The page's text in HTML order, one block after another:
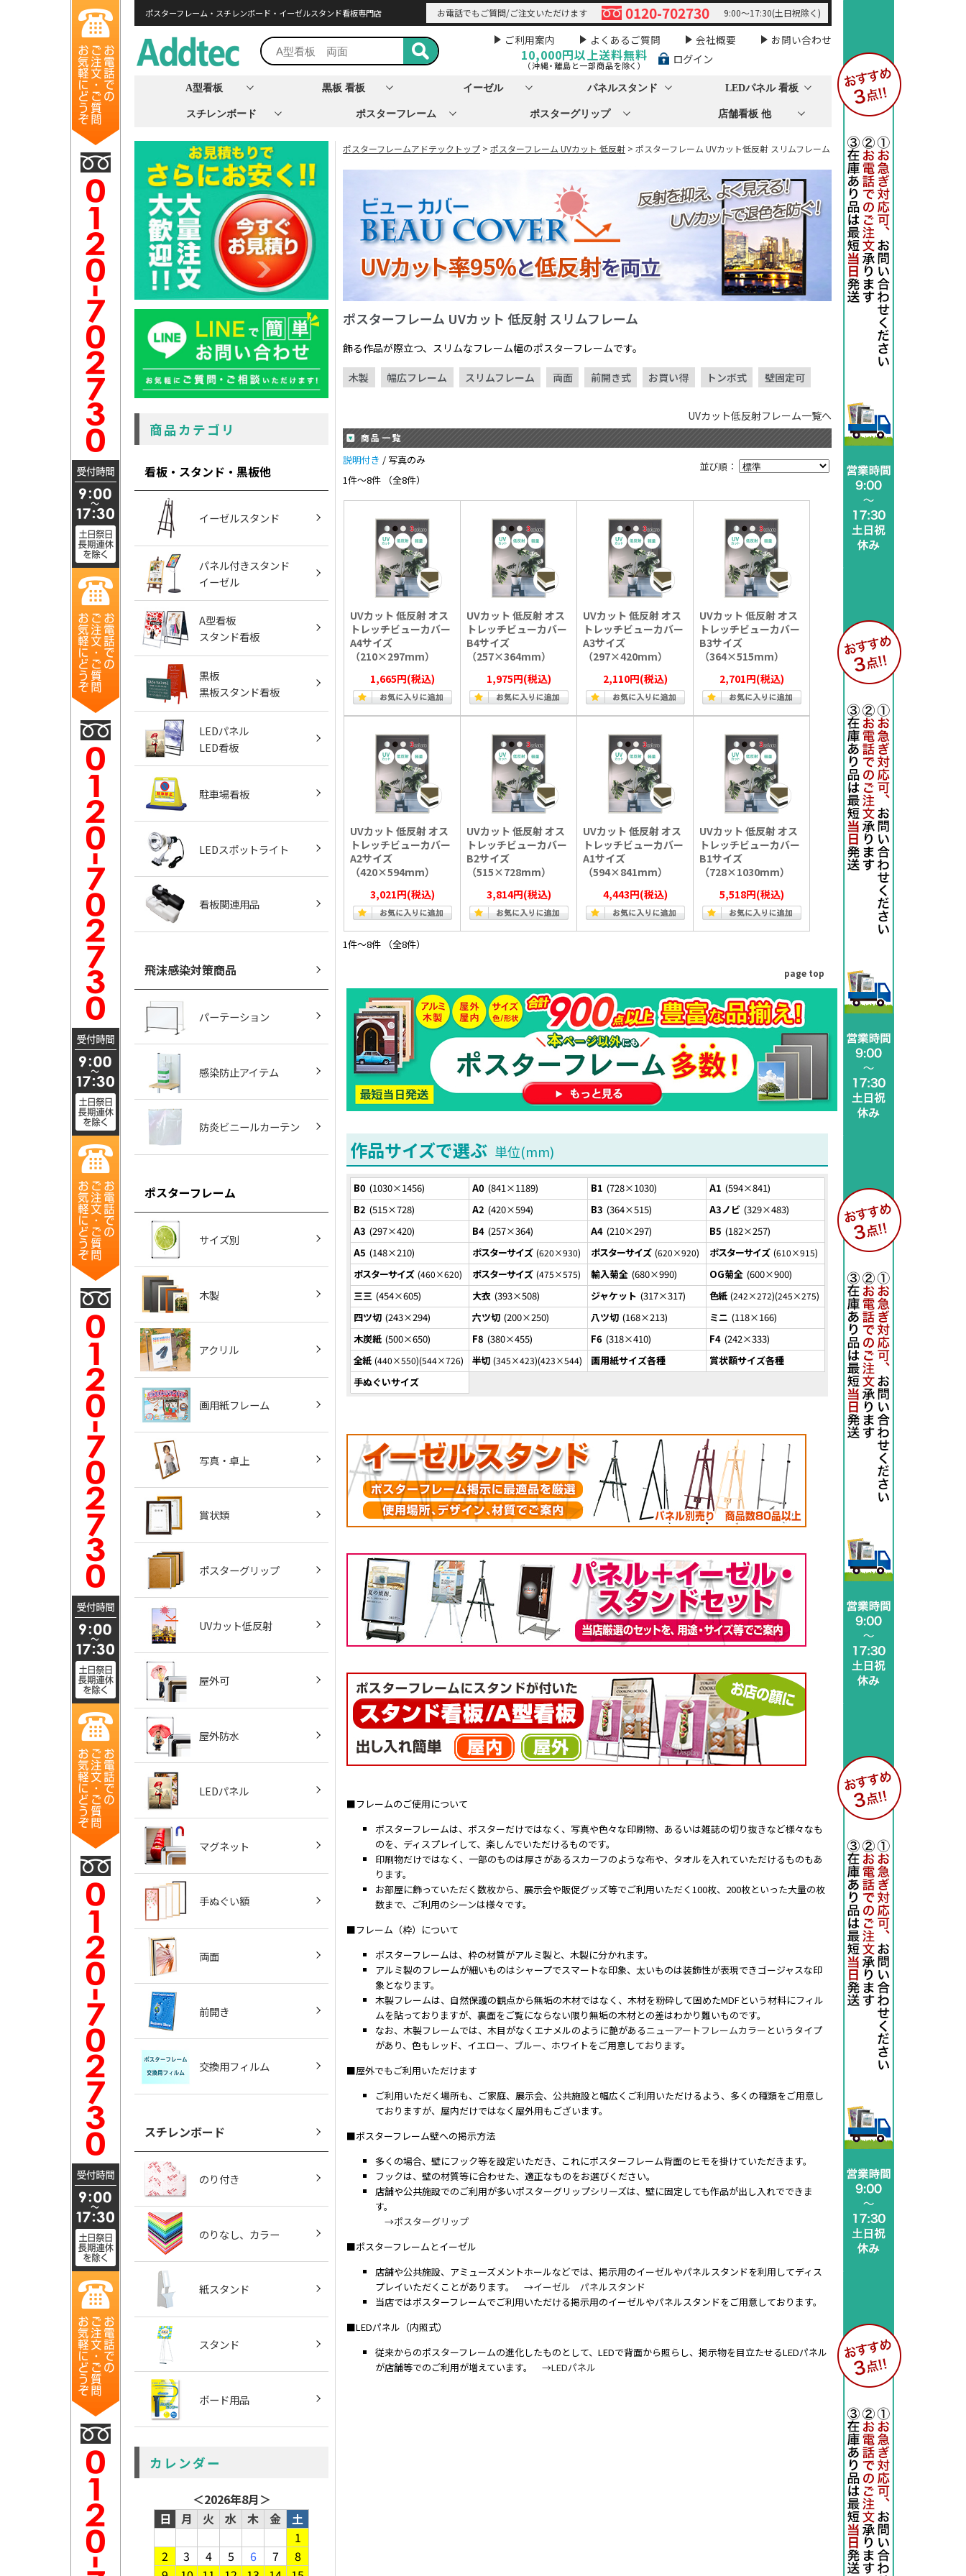
ポスターフレーム・スチレンボード・イーゼルスタンド看板専門店 お電話でもご質問/ご注文いただけます 0120-702730 9:00～17:30(土日祝除く)
ご利用案内 よくあるご質問 会社概要 お問い合わせ
10,000円以上送料無料
（沖縄・離島と一部商品を除く） ログイン
A型看板 黒板 看板 イーゼル パネルスタンド LEDパネル 看板
スチレンボード ポスターフレーム ポスターグリップ 店舗看板 他
商品カテゴリ
看板・スタンド・黒板他
イーゼルスタンド
パネル付きスタンド
イーゼル
A型看板
スタンド看板
黒板
黒板スタンド看板
LEDパネル
LED看板
駐車場看板
LEDスポットライト
看板関連用品
飛沫感染対策商品
パーテーション
感染防止アイテム
防炎ビニールカーテン
ポスターフレーム
サイズ別
木製
アクリル
画用紙フレーム
写真・卓上
賞状類
ポスターグリップ
UVカット低反射
屋外可
屋外防水
LEDパネル
マグネット
手ぬぐい額
両面
前開き
交換用フィルム
スチレンボード
のり付き
のりなし、カラー
紙スタンド
スタンド
ボード用品
カレンダー
＜2026年8月＞
日
月 火 水 木 金
土
1
2
3 4 5 6 7
8
ポスターフレームアドテックトップ > ポスターフレーム UVカット 低反射 > ポスターフレーム UVカット低反射 スリムフレーム
ポスターフレーム UVカット 低反射 スリムフレーム
飾る作品が際立つ、スリムなフレーム幅のポスターフレームです。
木製 幅広フレーム スリムフレーム 両面 前開き式 お買い得 トンボ式 壁固定可
UVカット低反射フレーム一覧へ
商品一覧
並び順：
説明付き / 写真のみ
1件～8件 （全8件）
UVカット 低反射 オス
トレッチビューカバー
A4サイズ
（210×297mm）
1,665円(税込)
UVカット 低反射 オス
トレッチビューカバー
B4サイズ
（257×364mm）
1,975円(税込)
UVカット 低反射 オス
トレッチビューカバー
A3サイズ
（297×420mm）
2,110円(税込)
UVカット 低反射 オス
トレッチビューカバー
B3サイズ
（364×515mm）
2,701円(税込)
UVカット 低反射 オス
トレッチビューカバー
A2サイズ
（420×594mm）
3,021円(税込)
UVカット 低反射 オス
トレッチビューカバー
B2サイズ
（515×728mm）
3,814円(税込)
UVカット 低反射 オス
トレッチビューカバー
A1サイズ
（594×841mm）
4,443円(税込)
UVカット 低反射 オス
トレッチビューカバー
B1サイズ
（728×1030mm）
5,518円(税込)
1件～8件 （全8件）
page top
作品サイズで選ぶ
B0 1030×1456 A0 841×1189 B1 728×1030 A1 594×841
B2 515×728 A2 420×594 B3 364×515 A3ノビ 329×483
A3 297×420 B4 257×364 A4 210×297 B5 182×257
A5 148×210 ポスターサイズ 620×930 ポスターサイズ 620×920 ポスターサイズ 610×915
ポスターサイズ 460×620 ポスターサイズ 475×575 輸入菊全 680×990 OG菊全 600×900
三三 454×605 大衣 393×508 ジャケット 317×317 色紙 242×272 245×275
四ツ切 243×294 六ツ切 200×250 八ツ切 168×213 ミニ 118×166
木炭紙 500×650 F8 380×455 F6 318×410 F4 242×333
全紙 440×550 544×726 半切 345×423 423×544 画用紙サイズ各種
賞状額サイズ各種
手ぬぐいサイズ
■フレームのご使用について
ポスターフレームは、ポスターだけではなく、写真や色々な印刷物、あるいは雑誌の切り抜きなど様々なも
のを、ディスプレイして、楽しんでいただけるものです。
印刷物だけではなく、一部のものは厚さがあるスカーフのような布や、タオルを入れていただけるものもあ
ります。
お部屋に飾っていただく数枚から、展示会や販促グッズ等でご利用いただく100枚、200枚といった大量の枚
数まで、ご利用のシーンは様々です。
■フレーム（枠）について
ポスターフレームは、枠の材質がアルミ製と、木製に分かれます。
アルミ製のフレームが細いものはシャープでスマートな印象、太いものは装飾性が表現できゴージャスな印
象となります。
木製フレームは、自然保護の観点から無垢の木材ではなく、木材を粉砕して固めたMDFという材料にフィル
ムを貼っておりますが、裏面をご覧にならない限り無垢の木材との差はわかり難いものです。
なお、木製フレームでは、木目がなくエナメルのように艶があるニューアートフレームカラー というタイプ
があり、色もレッド、イエロー、ブルー、ホワイトをご用意しております。
■屋外でもご利用いただけます
ご利用いただく場所も、ご家庭、展示会、公共施設と幅広くご利用いただけるよう、多くの種類をご用意し
ておりますが、屋内だけではなく屋外用もございます。
■ポスターフレーム壁への掲示方法
多くの場合、壁にフック等を設定いただき、これにポスターフレーム背面のヒモを掛けていただきます。
フックは、壁の材質等に合わせた、適正なものをお選びください。
店舗や公共施設でのご利用が多いポスターグリップシリーズは、壁に固定しても作品が出し入れでできま
す。
→ポスターグリップ
■ポスターフレームとイーゼル
店舗や公共施設、アミューズメントホールなどでは、掲示用のイーゼルやパネルスタンドを利用してディス
プレイいただくことがあります。 →イーゼル パネルスタンド
当店ではポスターフレームでご利用いただける掲示用のイーゼルやパネルスタンドをご用意しております。
■LEDパネル（内照式）
従来からのポスターフレームの進化したものとして、LEDで背面から照らし、掲示物を目立たせるLEDパネル
が店舗等でのご利用が増えています。 →LEDパネル